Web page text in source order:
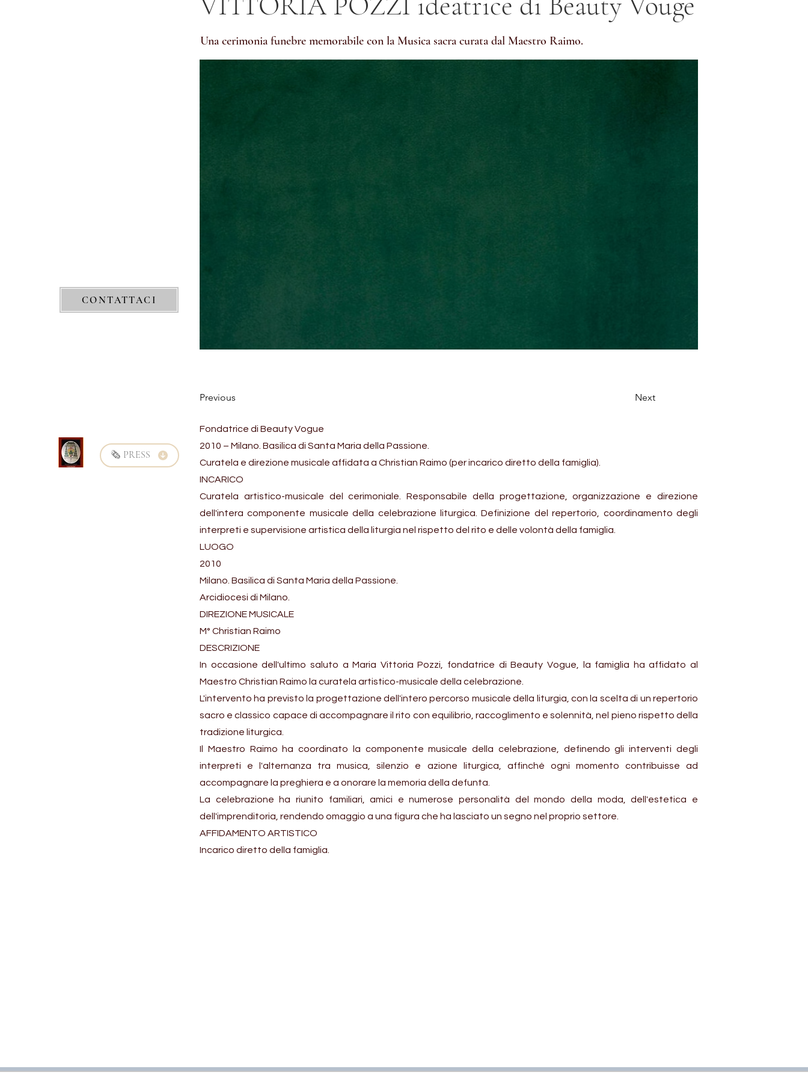
Una cerimonia funebre memorabile con la Musica sacra curata dal Maestro Raimo.
CONTATTACI
🗞️ PRESS
Previous Next
Fondatrice di Beauty Vogue
2010 – Milano. Basilica di Santa Maria della Passione.
Curatela e direzione musicale affidata a Christian Raimo (per incarico diretto della famiglia).
INCARICO
Curatela artistico-musicale del cerimoniale. Responsabile della progettazione, organizzazione e direzione
dell'intera componente musicale della celebrazione liturgica. Definizione del repertorio, coordinamento degli
interpreti e supervisione artistica della liturgia nel rispetto del rito e delle volontà della famiglia.
LUOGO
2010
Milano. Basilica di Santa Maria della Passione.
Arcidiocesi di Milano.
DIREZIONE MUSICALE
M° Christian Raimo
DESCRIZIONE
In occasione dell'ultimo saluto a Maria Vittoria Pozzi, fondatrice di Beauty Vogue, la famiglia ha affidato al
Maestro Christian Raimo la curatela artistico-musicale della celebrazione.
L'intervento ha previsto la progettazione dell'intero percorso musicale della liturgia, con la scelta di un repertorio
sacro e classico capace di accompagnare il rito con equilibrio, raccoglimento e solennità, nel pieno rispetto della
tradizione liturgica.
Il Maestro Raimo ha coordinato la componente musicale della celebrazione, definendo gli interventi degli
interpreti e l'alternanza tra musica, silenzio e azione liturgica, affinché ogni momento contribuisse ad
accompagnare la preghiera e a onorare la memoria della defunta.
La celebrazione ha riunito familiari, amici e numerose personalità del mondo della moda, dell'estetica e
dell'imprenditoria, rendendo omaggio a una figura che ha lasciato un segno nel proprio settore.
AFFIDAMENTO ARTISTICO
Incarico diretto della famiglia.